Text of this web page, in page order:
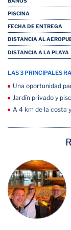
PISCINA
FECHA DE ENTREGA
DISTANCIA AL
DISTANCIA A LA PLAYA
LAS 3 PRINCIPALES
Una oportunidad
Jardín privado y
A 4 km de la costa